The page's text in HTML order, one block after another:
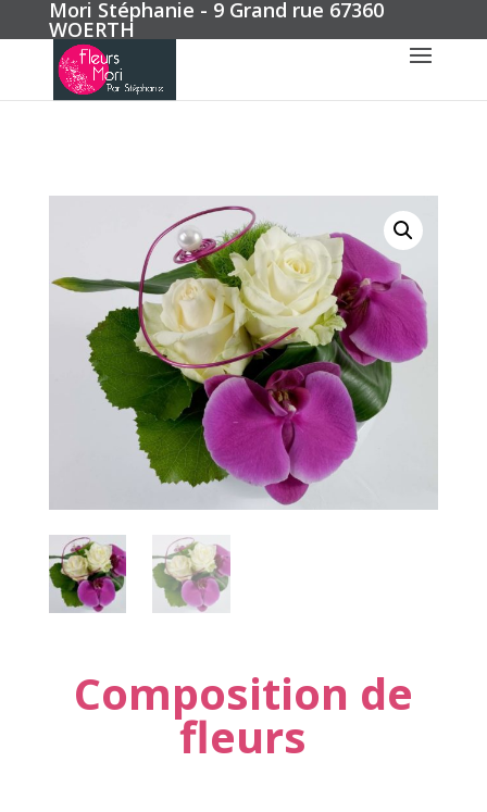
Mori Stéphanie - 9 Grand rue 67360
WOERTH
Composition de
fleurs